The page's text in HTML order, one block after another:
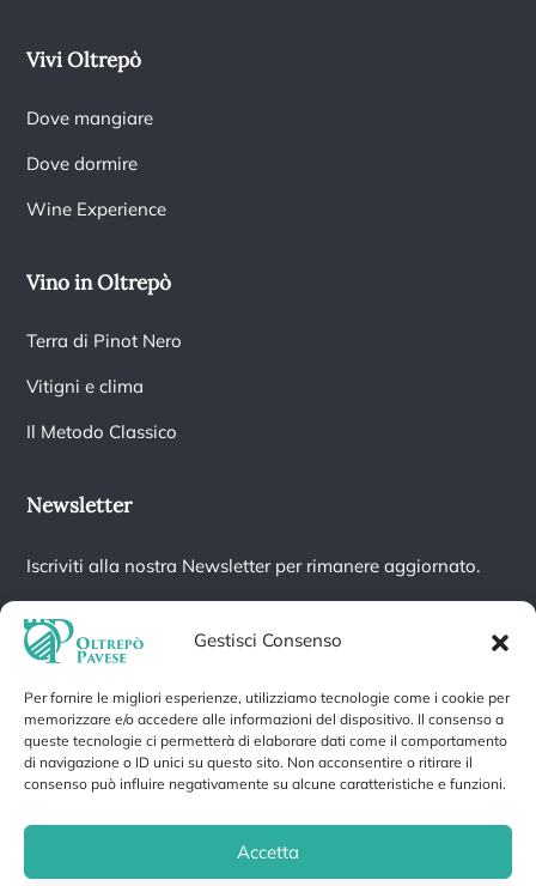
Gestisci Consenso
Per fornire le migliori esperienze, utilizziamo tecnologie come i cookie per
memorizzare e/o accedere alle informazioni del dispositivo. Il consenso a
queste tecnologie ci permetterà di elaborare dati come il comportamento
di navigazione o ID unici su questo sito. Non acconsentire o ritirare il
consenso può influire negativamente su alcune caratteristiche e funzioni.
Accetta
Vivi Oltrepò
Dove mangiare
Dove dormire
Wine Experience
Vino in Oltrepò
Terra di Pinot Nero
Vitigni e clima
Il Metodo Classico
Newsletter
Iscriviti alla nostra Newsletter per rimanere aggiornato.
Iscrivendoti accetti la nostra Informativa sulla privacy
e fornisci il
consenso a ricevere aggiornamenti dalla nostra azienda.
Privacy Policy